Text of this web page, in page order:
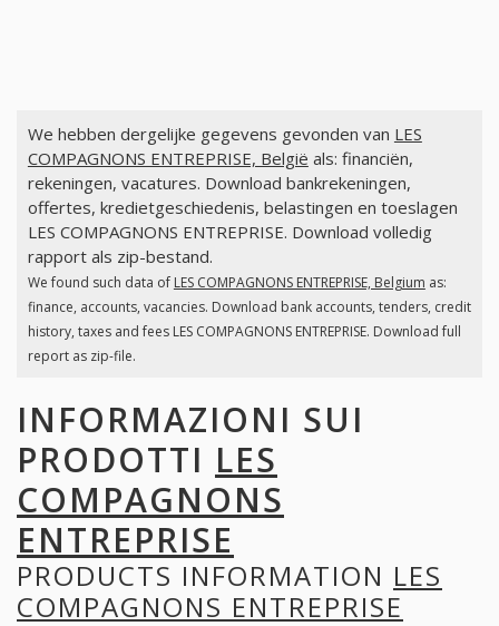
We hebben dergelijke gegevens gevonden van LES
COMPAGNONS ENTREPRISE, België als: financiën,
rekeningen, vacatures. Download bankrekeningen,
offertes, kredietgeschiedenis, belastingen en toeslagen
LES COMPAGNONS ENTREPRISE. Download volledig
rapport als zip-bestand.
We found such data of LES COMPAGNONS ENTREPRISE, Belgium as:
finance, accounts, vacancies. Download bank accounts, tenders, credit
history, taxes and fees LES COMPAGNONS ENTREPRISE. Download full
report as zip-file.
INFORMAZIONI SUI
PRODOTTI LES
COMPAGNONS
ENTREPRISE
PRODUCTS INFORMATION LES
COMPAGNONS ENTREPRISE